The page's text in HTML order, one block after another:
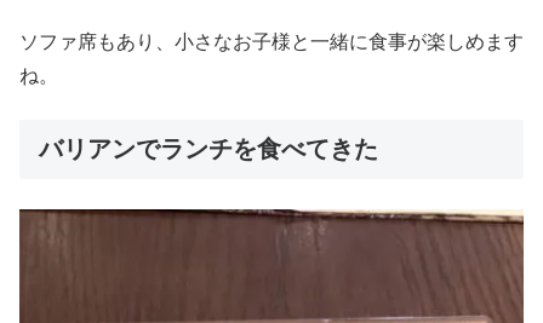
ソファ席もあり、小さなお子様と一緒に食事が楽しめます
ね。
バリアンでランチを食べてきた